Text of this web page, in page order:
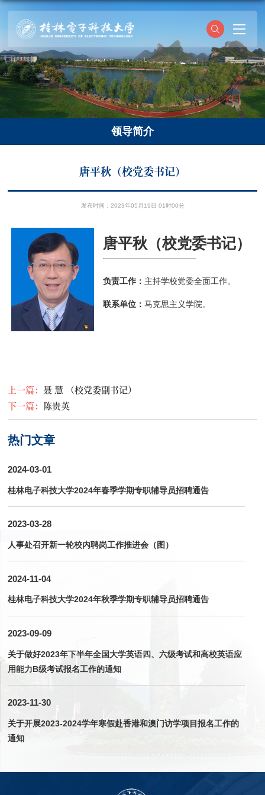
领导简介
上一篇： 聂 慧 （校党委副书记）
下一篇： 陈贵英
热门文章
2024-03-01
桂林电子科技大学2024年春季学期专职辅导员招聘通告
2023-03-28
人事处召开新一轮校内聘岗工作推进会（图）
2024-11-04
桂林电子科技大学2024年秋季学期专职辅导员招聘通告
2023-09-09
关于做好2023年下半年全国大学英语四、六级考试和高校英语应
用能力B级考试报名工作的通知
2023-11-30
关于开展2023-2024学年寒假赴香港和澳门访学项目报名工作的
通知
唐平秋（​校党委书记）
发布时间：2023年05月19日 01时00分
唐平秋（校党委书记）
负责工作： 主持学校党委全面工作。
联系单位： 马克思主义学院。